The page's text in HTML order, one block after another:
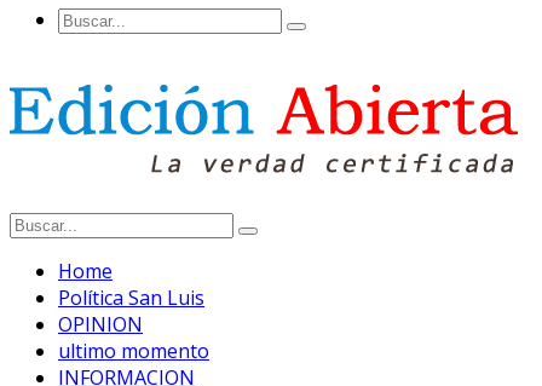
Home
Política San Luis
OPINION
ultimo momento
INFORMACION